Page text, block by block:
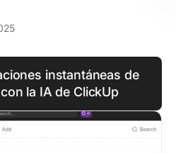
instantáneas de
la IA de ClickUp